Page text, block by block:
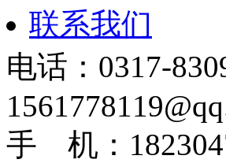
联系我们
电话：0317-
手 机：